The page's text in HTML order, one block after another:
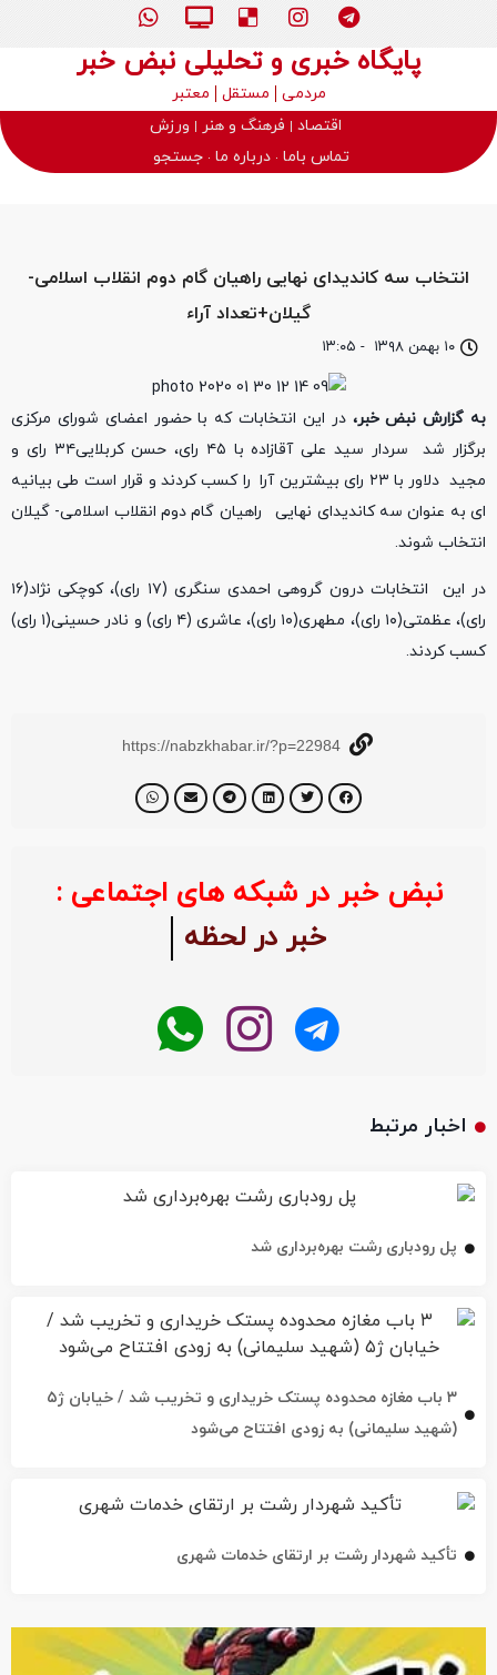
پایگاه خبری و تحلیلی نبض خبر
مردمی مستقل
معتبر
اقتصاد
فرهنگ و هنر
ورزش
تماس باما درباره ما جستجو
۱۰ بهمن ۱۳۹۸ - ۱۳:۰۵
انتخاب سه کاندیدای نهایی راهیان گام دوم انقلاب اسلامی-
گیلان+تعداد آراء
به گزارش نبض خبر،در این انتخابات که با حضور اعضای شورای مرکزی
برگزار شد سردار سید علی آقازاده با ۴۵ رای، حسن کربلایی۳۴ رای و
مجید دلاور با ۲۳ رای بیشترین آرا را کسب کردند و قرار است طی بیانیه
ای به عنوان سه کاندیدای نهایی راهیان گام دوم انقلاب اسلامی- گیلان
انتخاب شوند.
در این انتخابات درون گروهی احمدی سنگری (۱۷ رای)، کوچکی نژاد(۱۶
رای)، عظمتی(۱۰ رای)، مطهری(۱۰ رای)، عاشری (۴ رای) و نادر حسینی(۱ رای)
کسب کردند.
https://nabzkhabar.ir/?p=22984
نبض خبر در شبکه های اجتماعی :
خبر در لحظه
اخبار مرتبط
پل رودباری رشت بهره‌برداری شد
۳ باب مغازه محدوده پستک خریداری و تخریب شد / خیابان ژ۵
(شهید سلیمانی) به زودی افتتاح می‌شود
تأکید شهردار رشت بر ارتقای خدمات شهری